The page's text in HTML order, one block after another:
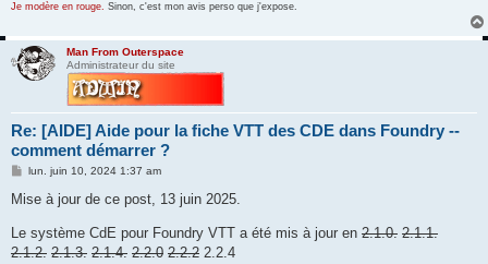
Je modère en rouge. Sinon, c'est mon avis perso que j'expose.
Man From Outerspace
Administrateur du site
Re: [AIDE] Aide pour la fiche VTT des CDE dans Foundry --
comment démarrer ?
M
s
g
e
lun. juin 10, 2024 1:37 am
Mise à jour de ce post, 13 juin 2025.
Le système CdE pour Foundry VTT a été mis à jour en 2.1.0. 2.1.1.
2.1.2. 2.1.3. 2.1.4. 2.2.0 2.2.2 2.2.4